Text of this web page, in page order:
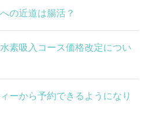
の近道は腸活？
素吸入コース価格改定につい
ーから予約できるようになり